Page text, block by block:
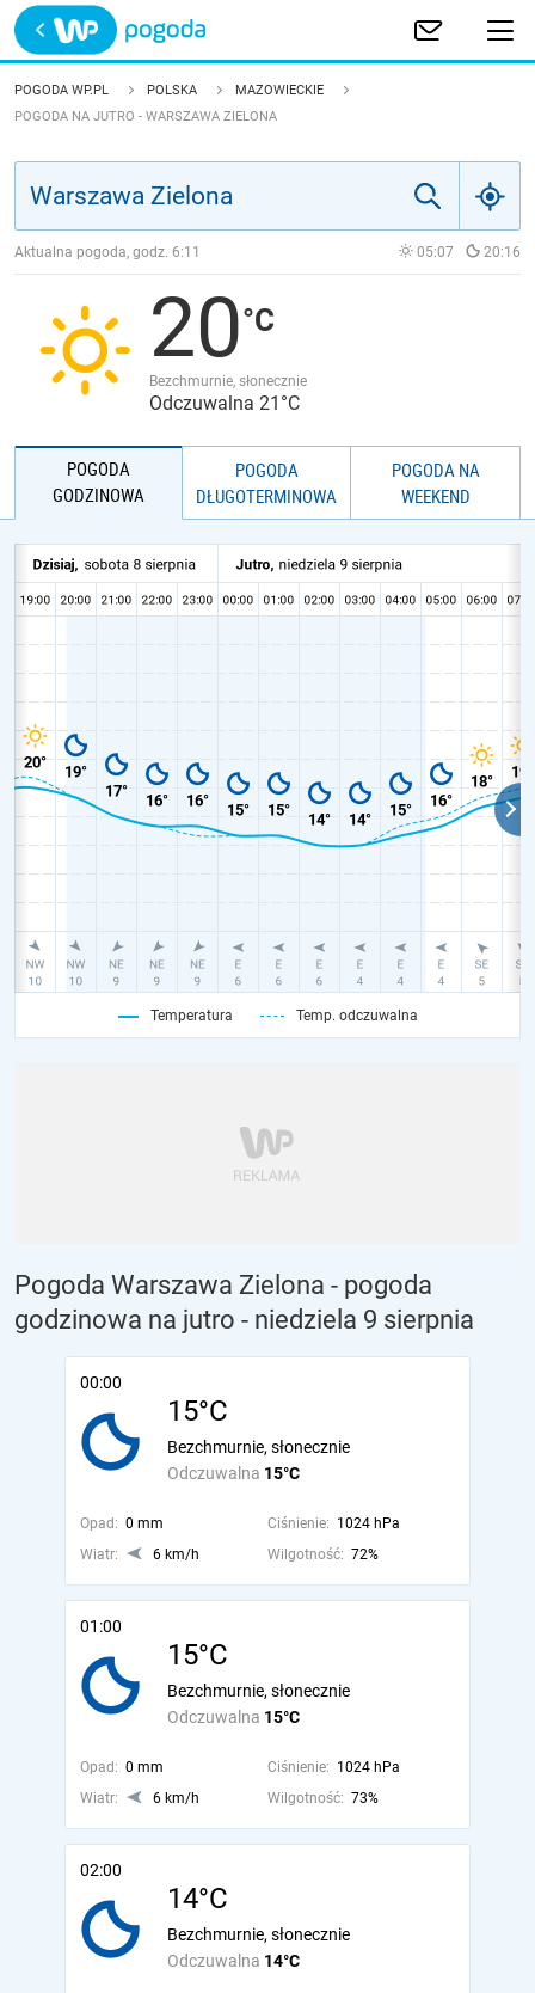
Trwa ładowanie
POLSKA
JAKOŚĆ POWIETRZA
POGODA WP.PL POLSKA
MAZOWIECKIE
POGODA NA JUTRO - WARSZAWA ZIELONA
Aktualna pogoda, godz. 6:11 05:07 20:16
20
Bezchmurnie, słonecznie
Odczuwalna 21°C
POGODA
GODZINOWA
POGODA
DŁUGOTERMINOWA
POGODA NA
WEEKEND
Temperatura Temp. odczuwalna
Pogoda Warszawa Zielona - pogoda
godzinowa na jutro - niedziela 9 sierpnia
00:00
15°C
Odczuwalna 15°C
Bezchmurnie, słonecznie
Opad: 0 mm Ciśnienie: 1024 hPa
Wiatr:
6 km/h Wilgotność: 72%
01:00
15°C
Odczuwalna 15°C
Bezchmurnie, słonecznie
Opad: 0 mm Ciśnienie: 1024 hPa
Wiatr:
6 km/h Wilgotność: 73%
02:00
14°C
Odczuwalna 14°C
Bezchmurnie, słonecznie